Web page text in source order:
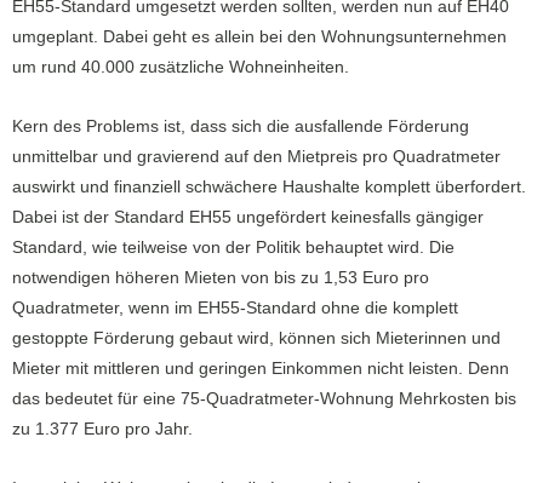
EH55-Standard umgesetzt werden sollten, werden nun auf EH40
umgeplant. Dabei geht es allein bei den Wohnungsunternehmen
um rund 40.000 zusätzliche Wohneinheiten.
Kern des Problems ist, dass sich die ausfallende Förderung
unmittelbar und gravierend auf den Mietpreis pro Quadratmeter
auswirkt und finanziell schwächere Haushalte komplett überfordert.
Dabei ist der Standard EH55 ungefördert keinesfalls gängiger
Standard, wie teilweise von der Politik behauptet wird. Die
notwendigen höheren Mieten von bis zu 1,53 Euro pro
Quadratmeter, wenn im EH55-Standard ohne die komplett
gestoppte Förderung gebaut wird, können sich Mieterinnen und
Mieter mit mittleren und geringen Einkommen nicht leisten. Denn
das bedeutet für eine 75-Quadratmeter-Wohnung Mehrkosten bis
zu 1.377 Euro pro Jahr.